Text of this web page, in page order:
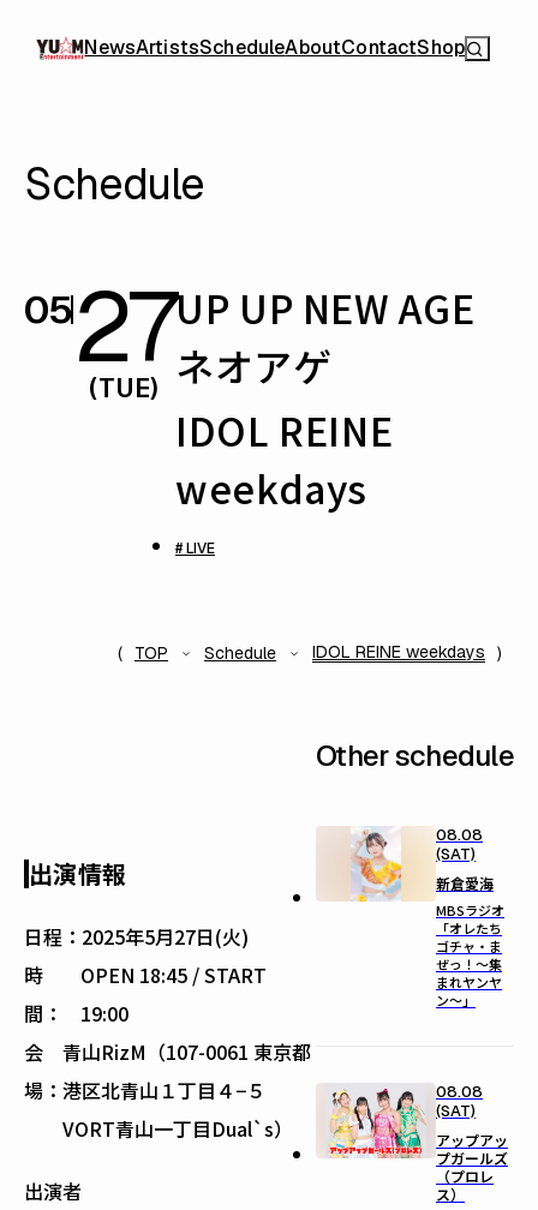
NewsArtistsScheduleAboutContactShop
Schedule
0527
(TUE)
UP UP NEW AGE
ネオアゲ
IDOL REINE
weekdays
# LIVE
TOP Schedule IDOL REINE weekdays
出演情報
日程： 2025年5月27日(火)
時
間：
OPEN 18:45 / START
19:00
会
場：
青山RizM（107-0061 東京都
港区北青山１丁目４−５
VORT青山一丁目Dual`s）
出演者
Other schedule
08.08
(SAT)
新倉愛海
MBSラジオ
「オレたち
ゴチャ・ま
ぜっ！～集
まれヤンヤ
ン～」
08.08
(SAT)
アップアッ
プガールズ
（プロレ
ス）